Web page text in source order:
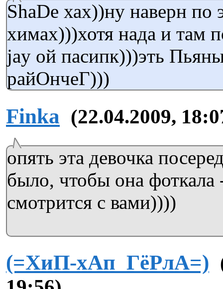
ShaDe хах))ну наверн по
химах)))хотя нада и там
jay ой пасипк)))эть
райОнчеГ)))
Finka (22.04.2009,
опять эта девочка
было, чтобы она фоткала
смотрится с вами))))
(=ХиП-хАп_ГёРлА=)